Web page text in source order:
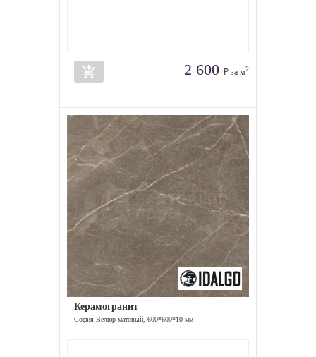
add_shopping_cart 2 600 ₽ за м2
Керамогранит
София Велюр матовый, 600*600*10 мм